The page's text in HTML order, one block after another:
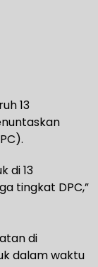
13
di 13
tingkat DPC,”
di
dalam waktu